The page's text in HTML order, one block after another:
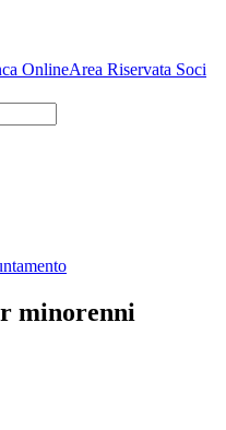
OnlineArea Riservata Soci
minorenni